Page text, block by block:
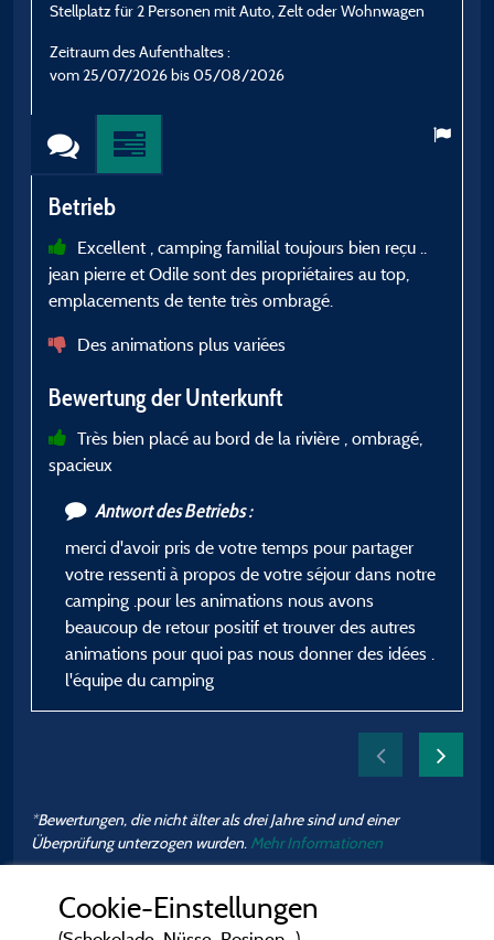
Stellplatz für 2 Personen mit Auto, Zelt oder Wohnwagen
Zeitraum des Aufenthaltes :
vom 25/07/2026 bis 05/08/2026
Betrieb
Excellent , camping familial toujours bien reçu ..
jean pierre et Odile sont des propriétaires au top,
emplacements de tente très ombragé.
Des animations plus variées
Bewertung der Unterkunft
Très bien placé au bord de la rivière , ombragé,
spacieux
Antwort des Betriebs :
merci d'avoir pris de votre temps pour partager
votre ressenti à propos de votre séjour dans notre
camping .pour les animations nous avons
beaucoup de retour positif et trouver des autres
animations pour quoi pas nous donner des idées .
l'équipe du camping
*Bewertungen, die nicht älter als drei Jahre sind und einer
Überprüfung unterzogen wurden. Mehr Informationen
Cookie-Einstellungen